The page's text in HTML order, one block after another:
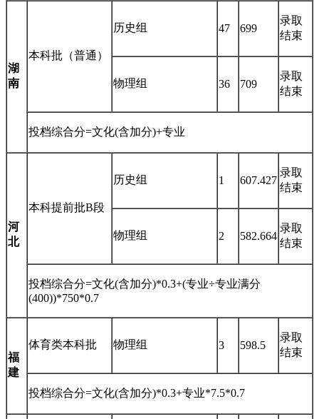
湖
南
本科批（普通）
历史组 47 699
录取
结束
物理组 36 709
录取
结束
投档综合分=文化(含加分)+专业
河
北
本科提前批B段
历史组 1 607.427
录取
结束
物理组 2 582.664
录取
结束
投档综合分=文化(含加分)*0.3+(专业÷专业满分
(400))*750*0.7
福
建
体育类本科批 物理组 3 598.5
录取
结束
投档综合分=文化(含加分)*0.3+专业*7.5*0.7